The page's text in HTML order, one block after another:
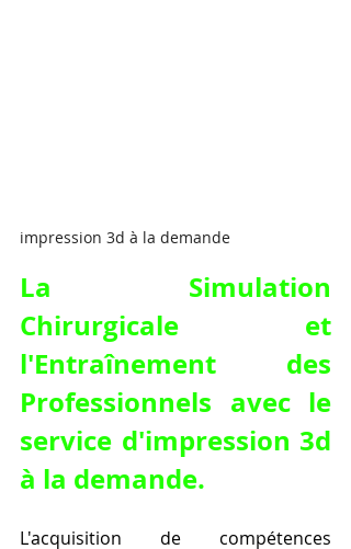
impression 3d à la demande
La Simulation
Chirurgicale et
l'Entraînement des
service d'impression 3d
à la demande.
L'acquisition de compétences